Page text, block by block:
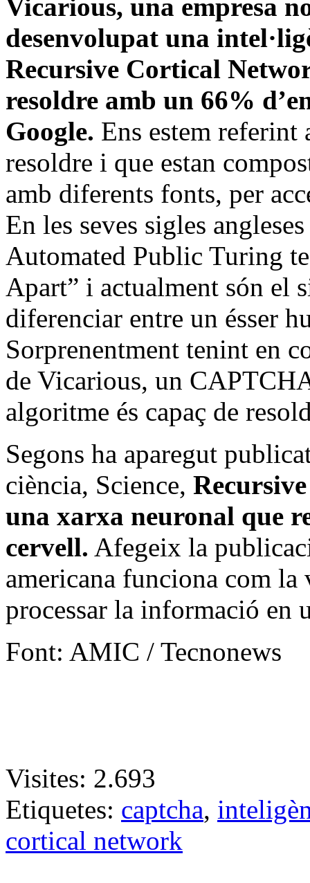
Vicarious, una empresa
desenvolupat una
Recursive Cortical
resoldre amb un 66%
Google. Ens estem referint
resoldre i que estan
amb diferents fonts, per
En les seves sigles
Automated Public Turing
Apart” i actualment són el
diferenciar entre un ésser
Sorprenentment tenint en
de Vicarious, un
algoritme és capaç de
Segons ha aparegut
ciència, Science,
una xarxa neuronal que
cervell. Afegeix la
americana funciona com la
processar la informació en
Font: AMIC / Tecnonews
Visites: 2.693
Etiquetes: captcha,
cortical network